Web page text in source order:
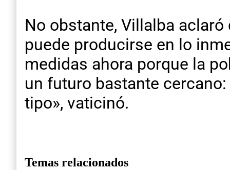
No obstante, Villalba
puede producirse en lo
medidas ahora porque la
un futuro bastante
tipo», vaticinó.
Temas relacionados